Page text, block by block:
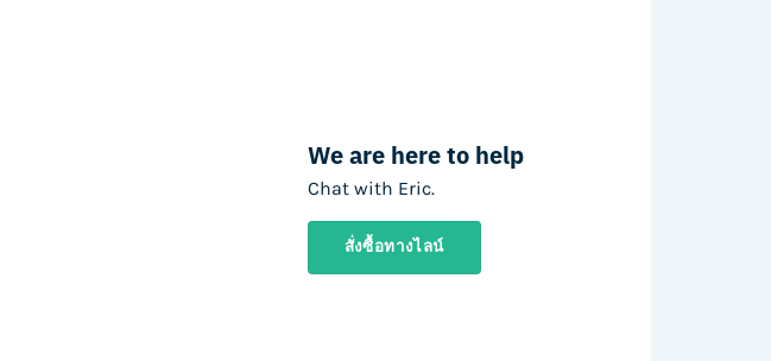
We are here to help
Chat with Eric.
สั่งซื้อทางไลน์